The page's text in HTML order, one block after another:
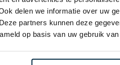
delen we informatie over uw
partners kunnen deze
op basis van uw gebruik